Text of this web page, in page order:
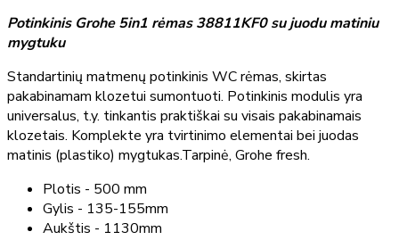
Potinkinis Grohe 5in1 rėmas 38811KF0 su juodu matiniu
mygtuku
Standartinių matmenų potinkinis WC rėmas, skirtas
pakabinamam klozetui sumontuoti. Potinkinis modulis yra
universalus, t.y. tinkantis praktiškai su visais pakabinamais
klozetais. Komplekte yra tvirtinimo elementai bei juodas
matinis (plastiko) mygtukas.Tarpinė, Grohe fresh.
Plotis - 500 mm
Gylis - 135-155mm
Aukštis - 1130mm